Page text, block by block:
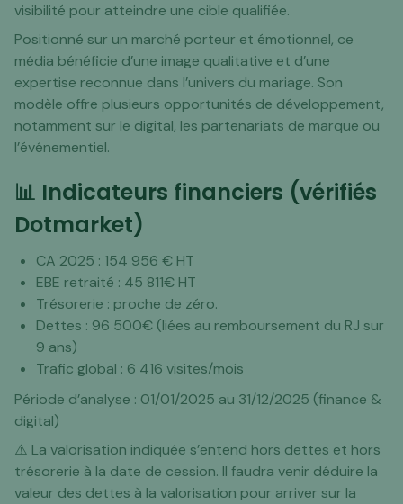
visibilité pour atteindre une cible qualifiée.
Positionné sur un marché porteur et émotionnel, ce
média bénéficie d’une image qualitative et d’une
expertise reconnue dans l’univers du mariage. Son
modèle offre plusieurs opportunités de développement,
notamment sur le digital, les partenariats de marque ou
l’événementiel.
📊 Indicateurs financiers (vérifiés
Dotmarket)
CA 2025 : 154 956 € HT
EBE retraité : 45 811€ HT
Trésorerie : proche de zéro.
Dettes : 96 500€ (liées au remboursement du RJ sur
9 ans)
Trafic global : 6 416 visites/mois
Période d’analyse : 01/01/2025 au 31/12/2025 (finance &
digital)
⚠️ La valorisation indiquée s’entend hors dettes et hors
trésorerie à la date de cession. Il faudra venir déduire la
valeur des dettes à la valorisation pour arriver sur la